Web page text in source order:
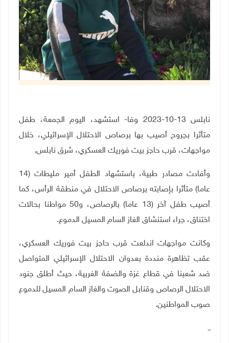
نابلس 13-10-2023 وفا- استشهد، اليوم الجمعة، طفل
متأثرا بجروح أصيب بها برصاص الاحتلال الإسرائيلي، خلال
مواجهات، قرب حاجز بيت فوريك العسكري، شرق نابلس.
وأفادت مصادر طبية، باستشهاد الطفل أمير مليطات (14
عاما) متأثرا بإصابته برصاص الاحتلال في منطقة الرأس، كما
أصيب طفل آخر (13 عاما) بالرصاص، و50 مواطنا بحالات
اختناق، جراء استنشاق الغاز السام المسيل الدموع.
وكانت مواجهات اندلعت قرب حاجز بيت فوريك العسكري،
عقب تظاهرة منددة بعدوان الاحتلال الإسرائيلي المتواصل
ضد شعبنا في قطاع غزة والضفة الغربية، حيث أطلق جنود
الاحتلال الرصاص وقنابل الصوت والغاز السام المسيل للدموع
صوب المواطنين.
ــ